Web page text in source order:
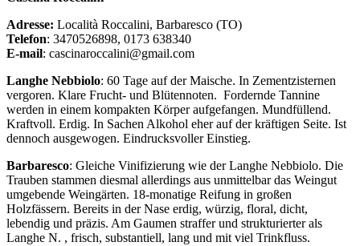
Adresse: Località Roccalini, Barbaresco (TO)
Telefon: 3470526898, 0173 638340
E-mail: cascinaroccalini@gmail.com
Langhe Nebbiolo: 60 Tage auf der Maische. In Zementzisternen
vergoren. Klare Frucht- und Blütennoten. Fordernde Tannine
werden in einem kompakten Körper aufgefangen. Mundfüllend.
Kraftvoll. Erdig. In Sachen Alkohol eher auf der kräftigen Seite. Ist
dennoch ausgewogen. Eindrucksvoller Einstieg.
Barbaresco: Gleiche Vinifizierung wie der Langhe Nebbiolo. Die
Trauben stammen diesmal allerdings aus unmittelbar das Weingut
umgebende Weingärten. 18-monatige Reifung in großen
Holzfässern. Bereits in der Nase erdig, würzig, floral, dicht,
lebendig und präzis. Am Gaumen straffer und strukturierter als
Langhe N. , frisch, substantiell, lang und mit viel Trinkfluss.